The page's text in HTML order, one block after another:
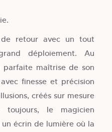
retour avec un tout
déploiement. Au
maîtrise de son
finesse et précision
créés sur mesure
le magicien
un écrin de lumière où la